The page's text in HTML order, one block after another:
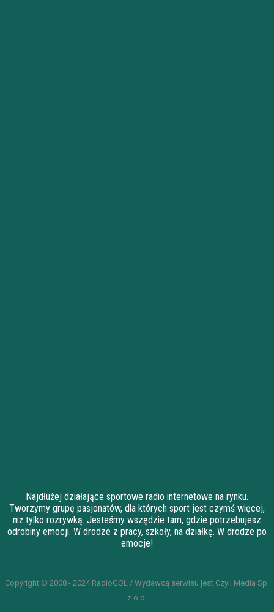
Najdłużej działające sportowe radio internetowe na rynku.
Tworzymy grupę pasjonatów, dla których sport jest czymś więcej,
niż tylko rozrywką. Jesteśmy wszędzie tam, gdzie potrzebujesz
odrobiny emocji. W drodze z pracy, szkoły, na działkę. W drodze po
emocje!
Copyright © 2008 - 2024 RadioGOL / Wydawcą serwisu jest Czyli Media Sp.
z o.o.